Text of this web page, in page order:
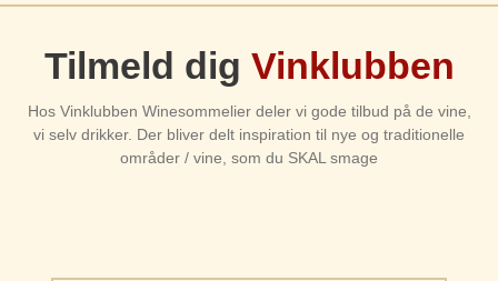
Tilmeld dig Vinklubben
Hos Vinklubben Winesommelier deler vi gode tilbud på de vine,
vi selv drikker. Der bliver delt inspiration til nye og traditionelle
områder / vine, som du SKAL smage